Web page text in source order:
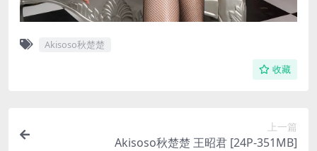
Akisoso秋楚楚
收藏
上一篇
Akisoso秋楚楚 王昭君 [24P-351MB]